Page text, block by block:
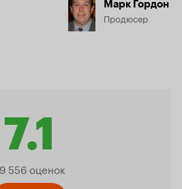
Марк Гордон
Продюсер
7.1
556 оценок